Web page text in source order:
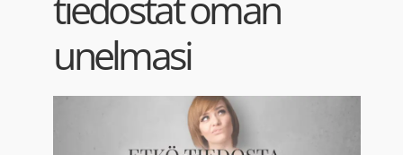
unelmasi